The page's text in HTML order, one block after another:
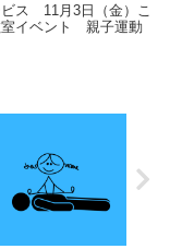
ス 11月3日（金）こ
室イベント 親子運動